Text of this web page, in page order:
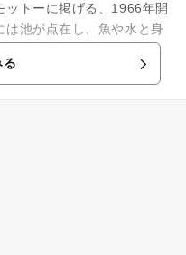
ットーに掲げる、1966年開
池が点在し、魚や水と身
す。大型で気性の穏やか
る